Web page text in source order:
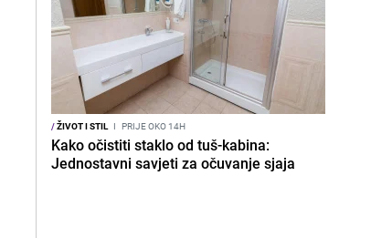
/ŽIVOT I STIL I PRIJE OKO 14H
Kako očistiti staklo od tuš-kabina:
Jednostavni savjeti za očuvanje sjaja